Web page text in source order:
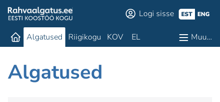
Logi sisse EST ENG
Algatused Riigikogu KOV EL Muu…
Algatused